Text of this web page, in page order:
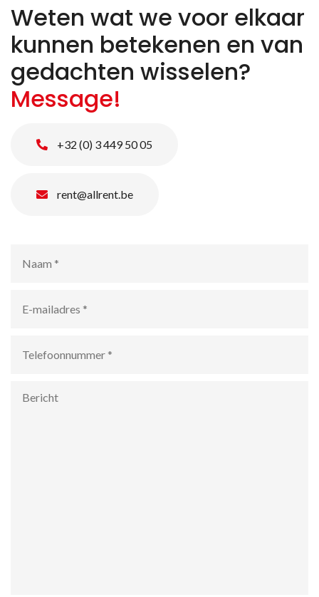
Weten wat we voor elkaar
kunnen betekenen en van
gedachten wisselen?
Message!
+32 (0) 3 449 50 05
rent@allrent.be
mailadres *